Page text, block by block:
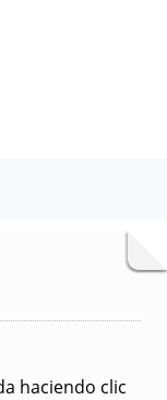
haciendo clic